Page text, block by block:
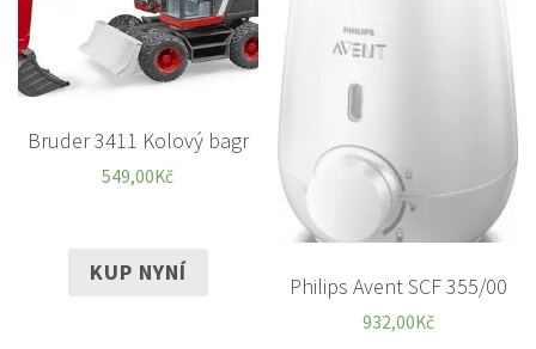
Bruder 3411 Kolový bagr
549,00Kč
KUP NYNÍ
Philips Avent SCF 355/00
932,00Kč